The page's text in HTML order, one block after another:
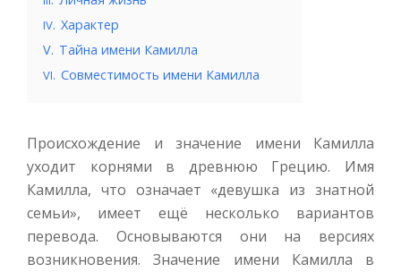
IV. Характер
V. Тайна имени Камилла
VI. Совместимость имени Камилла
Происхождение и значение имени Камилла
уходит корнями в древнюю Грецию. Имя
Камилла, что означает «девушка из знатной
семьи», имеет ещё несколько вариантов
перевода. Основываются они на версиях
возникновения. Значение имени Камилла в